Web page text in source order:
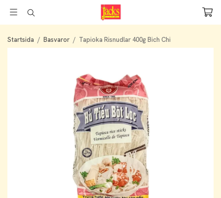
Startsida / Basvaror / Tapioka Risnudlar 400g Bich Chi